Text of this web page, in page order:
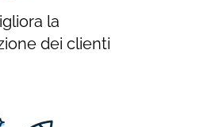
la
dei clienti